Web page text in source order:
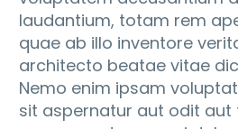
laudantium, totam rem
quae ab illo inventore
architecto beatae vitae
Nemo enim ipsam
sit aspernatur aut odit aut